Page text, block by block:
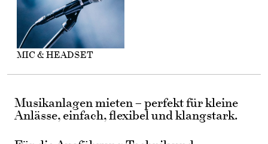
MIC & HEADSET
Musikanlagen mieten – perfekt für kleine
Anlässe, einfach, flexibel und klangstark.